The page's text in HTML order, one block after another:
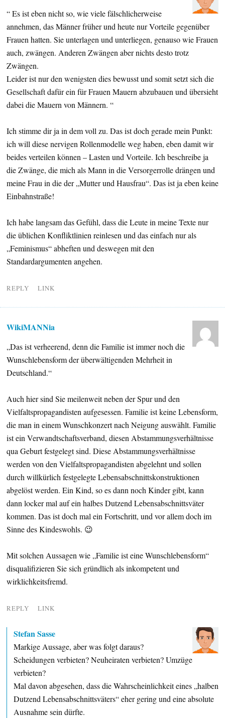
“ Es ist eben nicht so, wie viele fälschlicherweise
annehmen, das Männer früher und heute nur Vorteile gegenüber
Frauen hatten. Sie unterlagen und unterliegen, genauso wie Frauen
auch, zwängen. Anderen Zwängen aber nichts desto trotz
Zwängen.
Leider ist nur den wenigsten dies bewusst und somit setzt sich die
Gesellschaft dafür ein für Frauen Mauern abzubauen und übersieht
dabei die Mauern von Männern. “
Ich stimme dir ja in dem voll zu. Das ist doch gerade mein Punkt:
ich will diese nervigen Rollenmodelle weg haben, eben damit wir
beides verteilen können – Lasten und Vorteile. Ich beschreibe ja
die Zwänge, die mich als Mann in die Versorgerrolle drängen und
meine Frau in die der „Mutter und Hausfrau“. Das ist ja eben keine
Einbahnstraße!
Ich habe langsam das Gefühl, dass die Leute in meine Texte nur
die üblichen Konfliktlinien reinlesen und das einfach nur als
„Feminismus“ abheften und deswegen mit den
Standardargumenten angehen.
REPLY LINK
WikiMANNia
„Das ist verheerend, denn die Familie ist immer noch die
Wunschlebensform der überwältigenden Mehrheit in
Deutschland.“
Auch hier sind Sie meilenweit neben der Spur und den
Vielfaltspropagandisten aufgesessen. Familie ist keine Lebensform,
die man in einem Wunschkonzert nach Neigung auswählt. Familie
ist ein Verwandtschaftsverband, diesen Abstammungsverhältnisse
qua Geburt festgelegt sind. Diese Abstammungsverhältnisse
werden von den Vielfaltspropagandisten abgelehnt und sollen
durch willkürlich festgelegte Lebensabschnittskonstruktionen
abgelöst werden. Ein Kind, so es dann noch Kinder gibt, kann
dann locker mal auf ein halbes Dutzend Lebensabschnittsväter
kommen. Das ist doch mal ein Fortschritt, und vor allem doch im
Sinne des Kindeswohls. 😉
Mit solchen Aussagen wie „Familie ist eine Wunschlebensform“
disqualifizieren Sie sich gründlich als inkompetent und
wirklichkeitsfremd.
REPLY LINK
Stefan Sasse
Markige Aussage, aber was folgt daraus?
Scheidungen verbieten? Neuheiraten verbieten? Umzüge
verbieten?
Mal davon abgesehen, dass die Wahrscheinlichkeit eines „halben
Dutzend Lebensabschnittsväters“ eher gering und eine absolute
Ausnahme sein dürfte.